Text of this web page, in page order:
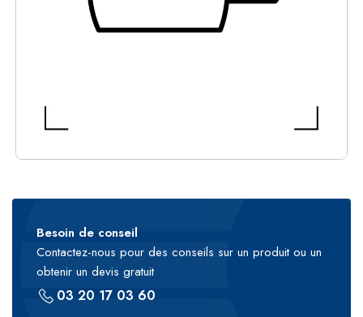
Besoin de conseil
Contactez-nous pour des conseils sur un produit ou un
obtenir un devis gratuit
03 20 17 03 60